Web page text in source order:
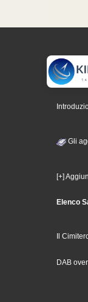
Gli
[+]
Elenco
Il
DAB